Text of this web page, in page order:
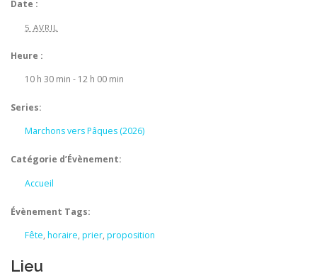
Date :
5 AVRIL
Heure :
10 h 30 min - 12 h 00 min
Series:
Marchons vers Pâques (2026)
Catégorie d’Évènement:
Accueil
Évènement Tags:
Fête, horaire, prier, proposition
Lieu